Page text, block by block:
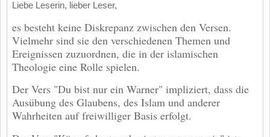
Liebe Leserin, lieber Leser,
es besteht keine Diskrepanz zwischen den Versen.
Vielmehr sind sie den verschiedenen Themen und
Ereignissen zuzuordnen, die in der islamischen
Theologie eine Rolle spielen.
Der Vers "Du bist nur ein Warner" impliziert, dass die
Ausübung des Glaubens, des Islam und anderer
Wahrheiten auf freiwilliger Basis erfolgt.